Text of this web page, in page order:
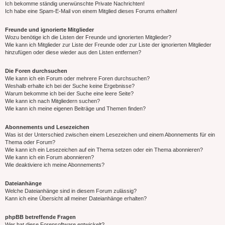
Ich bekomme ständig unerwünschte Private Nachrichten!
Ich habe eine Spam-E-Mail von einem Mitglied dieses Forums erhalten!
Freunde und ignorierte Mitglieder
Wozu benötige ich die Listen der Freunde und ignorierten Mitglieder?
Wie kann ich Mitglieder zur Liste der Freunde oder zur Liste der ignorierten Mitglieder
hinzufügen oder diese wieder aus den Listen entfernen?
Die Foren durchsuchen
Wie kann ich ein Forum oder mehrere Foren durchsuchen?
Weshalb erhalte ich bei der Suche keine Ergebnisse?
Warum bekomme ich bei der Suche eine leere Seite?
Wie kann ich nach Mitgliedern suchen?
Wie kann ich meine eigenen Beiträge und Themen finden?
Abonnements und Lesezeichen
Was ist der Unterschied zwischen einem Lesezeichen und einem Abonnements für ein
Thema oder Forum?
Wie kann ich ein Lesezeichen auf ein Thema setzen oder ein Thema abonnieren?
Wie kann ich ein Forum abonnieren?
Wie deaktiviere ich meine Abonnements?
Dateianhänge
Welche Dateianhänge sind in diesem Forum zulässig?
Kann ich eine Übersicht all meiner Dateianhänge erhalten?
phpBB betreffende Fragen